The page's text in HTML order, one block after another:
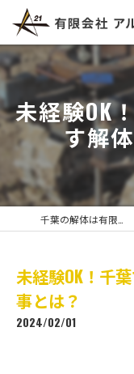
未経験OK
す解
未経験OK！千
事とは？
2024/02/01